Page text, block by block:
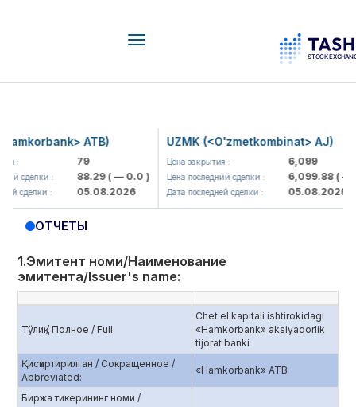
Toggle
ATB)
: 88.29( — 0.0 )
: 05.08.2026
UZMK (<O'zmetkombinat> AJ)
Цена закрытия :
Цена последний сделки : 6,099.88( — 0.0 )
Дата последней сделки : 05.08.2026
ОТЧЕТЫ
1.Эмитент номи/Наименование
эмитента/Issuer's name:
Тўлиқ / Полное / Full:
Chet el kapitali ishtirokidagi
«Hamkorbank» aksiyadorlik
tijorat banki
Қисқартирилган / Сокращенное /
Abbreviated:
«Hamkorbank» ATB
Биржа тикерининг номи /